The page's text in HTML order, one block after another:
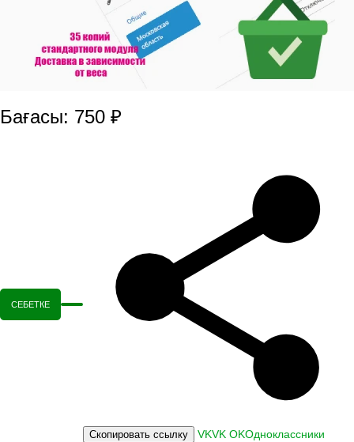
Бағасы: 750 ₽
СЕБЕТКЕ
Скопировать ссылку VKVK OKОдноклассники